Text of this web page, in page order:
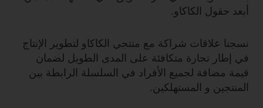
أبعد حقول الكاكاو.
نسجنا علاقات شراكة مع منتجي الكاكاو لتطوير الإنتاج
في إطار تجارة متكافئة على المدى الطويل لضمان
قيمة مضافة لجميع الأفراد في السلسلة الرابطة بين
المنتجين و المستهلكين.